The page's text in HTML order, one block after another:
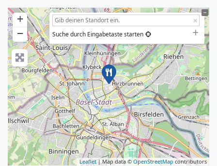
+
−
Suche durch Eingabetaste starten
Leaflet| Map data © OpenStreetMap contributors